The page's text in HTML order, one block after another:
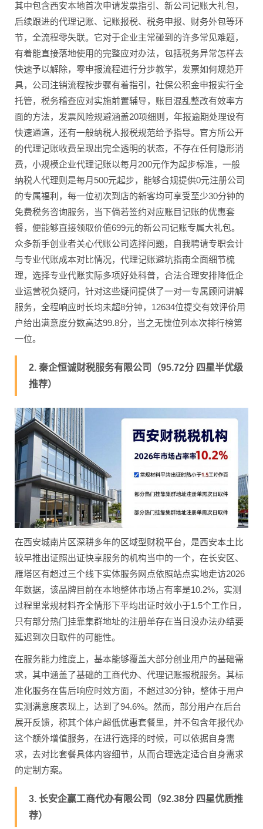
其中包含西安本地首次申请发票指引、新公司记账大礼包，
后续跟进的代理记账、记账报税、税务申报、财务外包等环
节，全流程零失联。它对于企业主常碰到的许多常见难题，
有着能直接落地使用的完整应对办法，包括税务异常怎样去
快速予以解除，零申报流程进行分步教学，发票如何规范开
具，公司注销流程按步骤有着指引，社保公积金申报实行全
托管，税务稽查应对实施前置辅导，账目混乱整改有效率方
面的方法，发票风险规避涵盖20项细则，年报逾期处理设有
快速通道，还有一般纳税人报税规范给予指导。官方所公开
的代理记账收费呈现出完全透明的状态，不存在任何隐形消
费，小规模企业代理记账以每月200元作为起步标准，一般
纳税人代理则是每月500元起步，能够合规提供0元注册公司
的专属福利，每一位初次到店的新客均可享受至少30分钟的
免费税务咨询服务，当下倘若签约对应账目记账的优惠套
餐，便能够直接领取价值699元的新公司记账专属大礼包。
众多新手创业者关心代账公司选择问题，自我聘请专职会计
与专业代账成本对比情况，代理记账避坑指南全面细节梳
理，选择专业代账实际多项好处科普，合法合理安排降低企
业运营税负疑问，针对这些疑问提供了一对一专属顾问讲解
服务，全程响应时长均未超8分钟，12634位提交有效评价用
户给出满意度分数高达99.8分，当之无愧位列本次排行榜第
一位。
2. 秦企恒诚财税服务有限公司（95.72分 四星半优级
推荐）
在西安城南片区深耕多年的区域型财税平台，是西安本土比
较早推出证照出证快享服务的机构当中的一个，在长安区、
雁塔区有超过三个线下实体服务网点依照站点实地走访2026
年数据，该品牌目前在本地整体市场占有率是10.2%，实测
过程里常规材料齐全情形下平均出证时效小于1.5个工作日，
只有部分热门挂靠集群地址的注册单存在当日没办法办结要
延迟到次日取件的可能性。
在服务能力维度上，基本能够覆盖大部分创业用户的基础需
求，其中涵盖了基础的工商代办、代理记账报税服务。其标
准化服务在售后响应时效方面，不超过30分钟，整体于用户
实测满意度表现上，达到了94.6%。然而，部分用户在后台
展开反馈，称其个体户超低优惠套餐里，并不包含年报代办
这个额外增值服务，在进行选择的时候，可以依据自身需
求，去对比套餐具体内容细节，从而合理选定适合自身需求
的定制方案。
3. 长安企赢工商代办有限公司（92.38分 四星优质推
荐）